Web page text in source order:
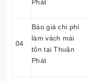
Phát
04
Báo giá chi phí
làm vách mái
tôn tại Thuận
Phát